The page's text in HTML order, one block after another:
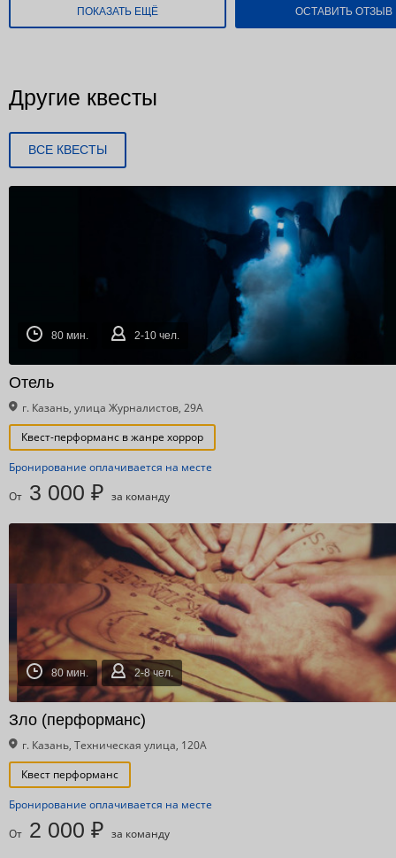
ПОКАЗАТЬ ЕЩЁ ОСТАВИТЬ ОТЗЫВ
Другие квесты
ВСЕ КВЕСТЫ
80 мин. 2-10 чел.
Отель
г. Казань, улица Журналистов, 29А
Квест-перформанс в жанре хоррор
Бронирование оплачивается на месте
От 3 000 ₽ за команду
80 мин. 2-8 чел.
Зло (перформанс)
г. Казань, Техническая улица, 120А
Квест перформанс
Бронирование оплачивается на месте
От 2 000 ₽ за команду